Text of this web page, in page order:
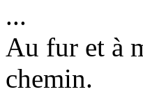
...
Au fur et à
chemin.